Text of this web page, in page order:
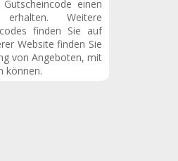
einen
Weitere
finden Sie auf
Website finden Sie
von Angeboten, mit
können.